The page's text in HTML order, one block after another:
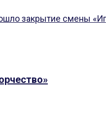
закрытие смены